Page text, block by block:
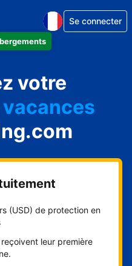
Se connecter
votre
jeunesse
(USD) de protection en
leur première